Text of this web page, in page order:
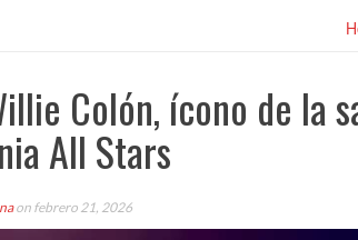
Colón, ícono de la
All Stars
on febrero 21, 2026